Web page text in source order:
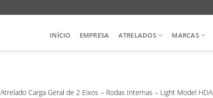
INÍCIO EMPRESA ATRELADOS MARCAS
Atrelado Carga Geral de 2 Eixos – Rodas Internas – Light Model HDA